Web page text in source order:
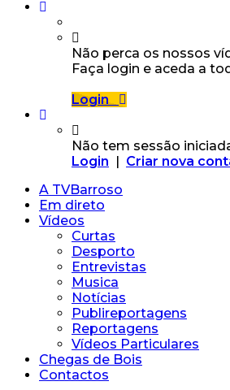
Não perca os nossos
Faça login e aceda a
Login
Não tem sessão
Login | Criar nova
A TVBarroso
Em direto
Vídeos
Curtas
Desporto
Entrevistas
Musica
Notícias
Publireportagens
Reportagens
Vídeos Particulares
Chegas de Bois
Contactos